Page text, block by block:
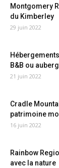
Montgomery
du Kimberley
29 juin 2022
B&B ou
21 juin 2022
Cradle
patrimoine
16 juin 2022
Rainbow
avec la nature